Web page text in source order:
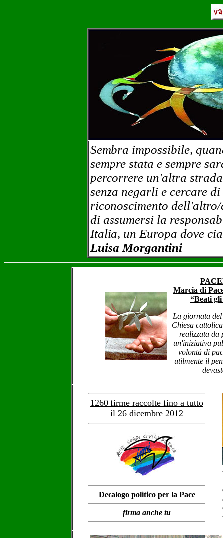
Sembra impossibile,
sempre stata e sempre
percorrere un'altra
senza negarli e cercare
riconoscimento
di assumersi la
Italia, un Europa dove
Luisa Morgantini
Marcia di
“Beati
La giornata
Chiesa
realizzata da
un'iniziativa
volontà di
utilmente il
1260 firme raccolte fino a tutto
il 26 dicembre 2012
Decalogo politico per la Pace
firma anche tu